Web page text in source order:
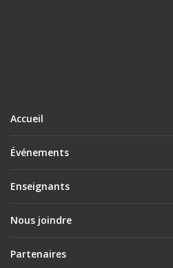
Accueil
Événements
Enseignants
Nous joindre
Partenaires